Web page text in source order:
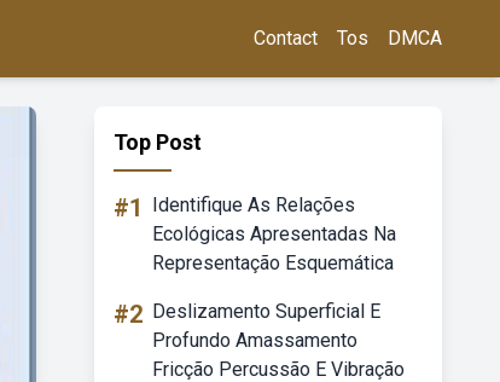
Contact Tos DMCA
Top Post
#1
Identifique As Relações
Ecológicas Apresentadas Na
Representação Esquemática
#2 Deslizamento Superficial E
Profundo Amassamento
Fricção Percussão E Vibração